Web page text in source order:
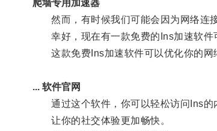
爬墙专用加速器
然而，有时候我们可能会因为网络连接
幸好，现在有一款免费的Ins加速软件
这款免费Ins加速软件可以优化你的网
... 软件官网
通过这个软件，你可以轻松访问Ins的
让你的社交体验更加畅快。